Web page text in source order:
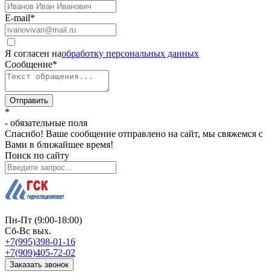
E-mail*
Я согласен наобработку персональных данных
Сообщение*
Отправить
*
- обязательные поля
Спасибо! Ваше сообщение отправлено на сайт, мы свяжемся с
Вами в ближайшее время!
Поиск по сайту
Пн-Пт (9:00-18:00)
Сб-Вс вых.
+7(995)398-01-16
+7(909)405-72-02
Заказать звонок